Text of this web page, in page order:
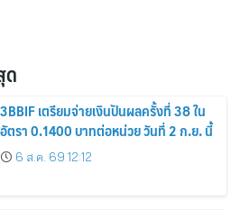
ด
3BBIF เตรียมจ่ายเงินปันผลครั้งที่ 38 ใน
อัตรา 0.1400 บาทต่อหน่วย วันที่ 2 ก.ย. นี้
6 ส.ค. 69 12:12